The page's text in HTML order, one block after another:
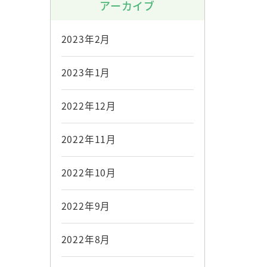
アーカイブ
2023年2月
2023年1月
2022年12月
2022年11月
2022年10月
2022年9月
2022年8月